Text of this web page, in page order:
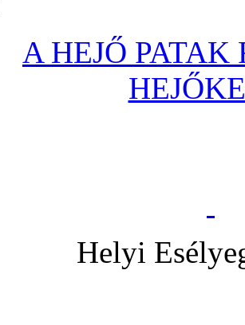
A HEJŐ
Helyi